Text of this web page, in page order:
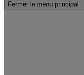
Fermer le menu principal